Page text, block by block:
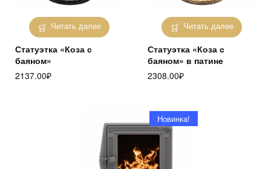
Читать далее
Статуэтка «Коза с
баяном»
2137.00₽
Читать далее
Статуэтка «Коза с
баяном» в патине
2308.00₽
Новинка!